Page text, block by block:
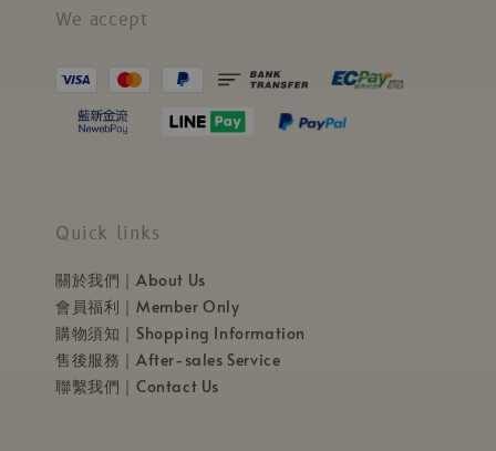
We accept
Quick links
關於我們｜About Us
會員福利｜Member Only
購物須知｜Shopping Information
售後服務｜After-sales Service
聯繫我們｜Contact Us